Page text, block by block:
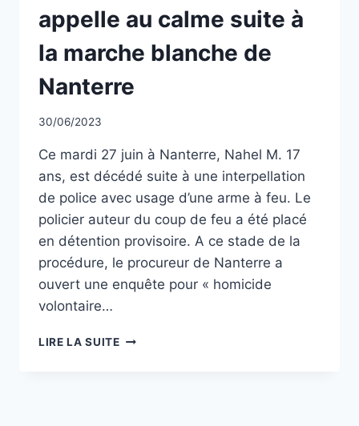
appelle au calme suite à
la marche blanche de
Nanterre
Par
30/06/2023
Ce mardi 27 juin à Nanterre, Nahel M. 17
ans, est décédé suite à une interpellation
de police avec usage d’une arme à feu. Le
policier auteur du coup de feu a été placé
en détention provisoire. A ce stade de la
procédure, le procureur de Nanterre a
ouvert une enquête pour « homicide
volontaire…
LIRE LA SUITECLAMART